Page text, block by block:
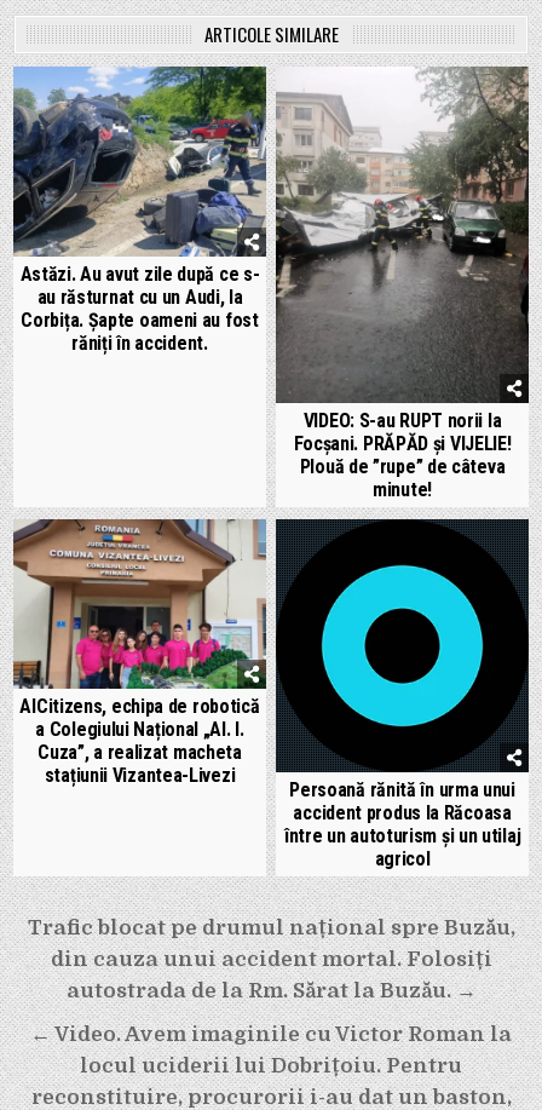
ARTICOLE SIMILARE
Astăzi. Au avut zile după ce s-
au răsturnat cu un Audi, la
Corbița. Șapte oameni au fost
răniți în accident.
VIDEO: S-au RUPT norii la
Focșani. PRĂPĂD și VIJELIE!
Plouă de ”rupe” de câteva
minute!
AICitizens, echipa de robotică
a Colegiului Național „Al. I.
Cuza”, a realizat macheta
stațiunii Vizantea-Livezi
Persoană rănită în urma unui
accident produs la Răcoasa
între un autoturism și un utilaj
agricol
Navigare
în
articole
Trafic blocat pe drumul național spre Buzău,
din cauza unui accident mortal. Folosiți
autostrada de la Rm. Sărat la Buzău. →
← Video. Avem imaginile cu Victor Roman la
locul uciderii lui Dobrițoiu. Pentru
reconstituire, procurorii i-au dat un baston,